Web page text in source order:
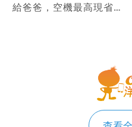
給爸爸，空機最高現省